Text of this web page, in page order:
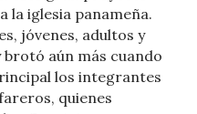
la iglesia panameña.
jóvenes, adultos y
aún más cuando
los integrantes
quienes